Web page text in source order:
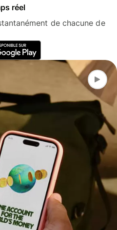
réel
de chacune de